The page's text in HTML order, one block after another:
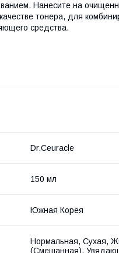
Нанесите на
тонера, для
средства.
Dr.Ceuracle
150 мл
Южная Корея
Нормальная, Сухая,
(Смешанная),